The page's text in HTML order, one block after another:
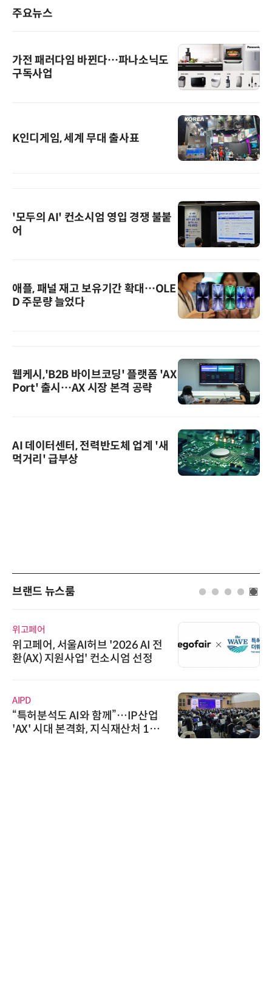
주요뉴스
가전 패러다임 바뀐다…파나소닉도
구독사업
K인디게임, 세계 무대 출사표
'모두의 AI' 컨소시엄 영입 경쟁 불붙
어
애플, 패널 재고 보유기간 확대…OLE
D 주문량 늘었다
웹케시,'B2B 바이브코딩' 플랫폼 'AX
Port' 출시…AX 시장 본격 공략
AI 데이터센터, 전력반도체 업계 '새
먹거리' 급부상
브랜드 뉴스룸
위고페어
위고페어, 서울AI허브 '2026 AI 전
환(AX) 지원사업' 컨소시엄 선정
AIPD
“특허분석도 AI와 함께”…IP산업
'AX' 시대 본격화, 지식재산처 1호